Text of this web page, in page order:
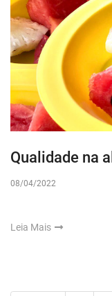
Qualidade na
08/04/2022
Leia Mais